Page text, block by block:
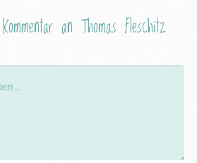
an Thomas Fleschitz